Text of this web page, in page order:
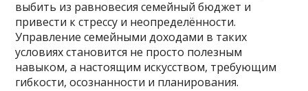
выбить из равновесия семейный бюджет и
привести к стрессу и неопределённости.
Управление семейными доходами в таких
условиях становится не просто полезным
навыком, а настоящим искусством, требующим
гибкости, осознанности и планирования.